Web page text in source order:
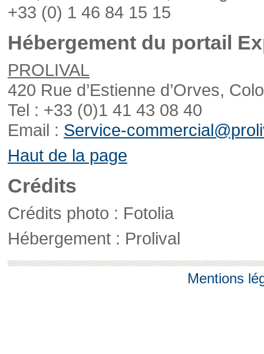
+33 (0) 1 46 84 15 15
Hébergement du portail
PROLIVAL
420 Rue d’Estienne d’Orves,
Tel : +33 (0)1 41 43 08 40
Email : Service-
Haut de la page
Crédits
Crédits photo : Fotolia
Hébergement : Prolival
Mentions